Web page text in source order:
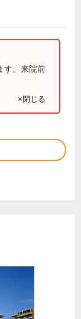
す。来院前
×閉じる